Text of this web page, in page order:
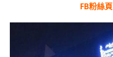
FB粉絲頁